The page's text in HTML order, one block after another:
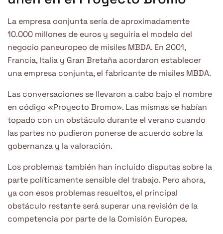
La empresa conjunta sería de aproximadamente
10.000 millones de euros y seguiría el modelo del
negocio paneuropeo de misiles MBDA. En 2001,
Francia, Italia y Gran Bretaña acordaron establecer
una empresa conjunta, el fabricante de misiles MBDA.
Las conversaciones se llevaron a cabo bajo el nombre
en código «Proyecto Bromo». Las mismas se habían
topado con un obstáculo durante el verano cuando
las partes no pudieron ponerse de acuerdo sobre la
gobernanza y la valoración.
Los problemas también han incluido disputas sobre la
parte políticamente sensible del trabajo. Pero ahora,
ya con esos problemas resueltos, el principal
obstáculo restante será superar una revisión de la
competencia por parte de la Comisión Europea.